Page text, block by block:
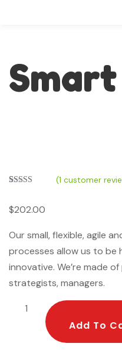
based on
customer
(1 customer
$202.00
Our small, flexible, agile
processes allow us to be
innovative. We’re made
strategists, managers.
Add To
Add To